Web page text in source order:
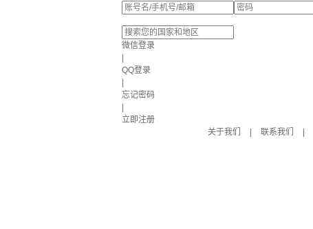
微信登录
QQ登录
忘记密码
立即注册
关于我们
联系我们